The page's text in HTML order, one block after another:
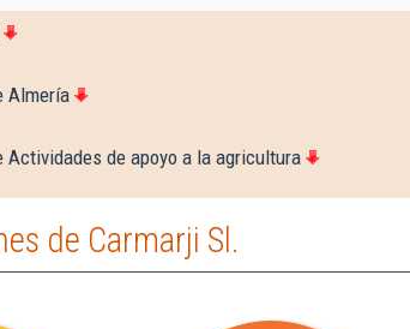
Almería
Actividades de apoyo a la agricultura
de Carmarji Sl.